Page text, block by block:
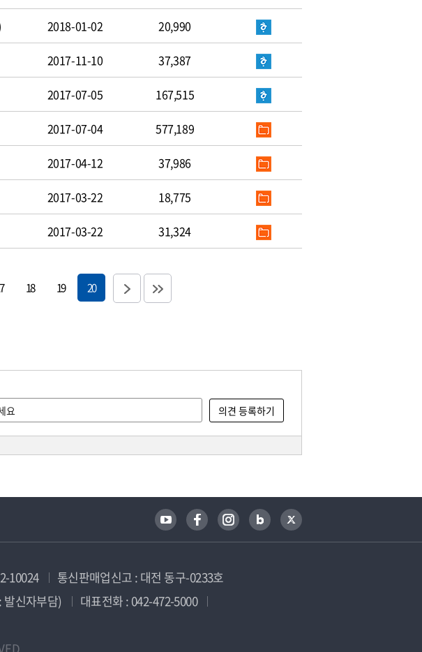
2018-01-02 20,990
2017-11-10 37,387
2017-07-05 167,515
2017-07-04 577,189
2017-04-12 37,986
2017-03-22 18,775
2017-03-22 31,324
18 19 20
10024
통신판매업신고 : 대전 동구-0233호
발신자부담)
대표전화 : 042-472-5000